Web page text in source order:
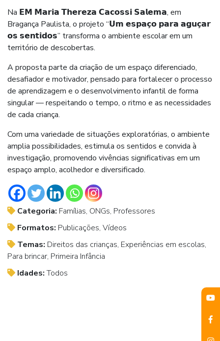
Na 𝗘𝗠 𝗠𝗮𝗿𝗶𝗮 𝗧𝗵𝗲𝗿𝗲𝘇𝗮 𝗖𝗮𝗰𝗼𝘀𝘀𝗶 𝗦𝗮𝗹𝗲𝗺𝗮, em
Bragança Paulista, o projeto “𝗨𝗺 𝗲𝘀𝗽𝗮𝗰̧𝗼 𝗽𝗮𝗿𝗮 𝗮𝗴𝘂𝗰̧𝗮𝗿
𝗼𝘀 𝘀𝗲𝗻𝘁𝗶𝗱𝗼𝘀” transforma o ambiente escolar em um
território de descobertas.
A proposta parte da criação de um espaço diferenciado,
desafiador e motivador, pensado para fortalecer o processo
de aprendizagem e o desenvolvimento infantil de forma
singular — respeitando o tempo, o ritmo e as necessidades
de cada criança.
Com uma variedade de situações exploratórias, o ambiente
amplia possibilidades, estimula os sentidos e convida à
investigação, promovendo vivências significativas em um
espaço amplo, acolhedor e diversificado.
Categoria: Famílias, ONGs, Professores
Formatos: Publicações, Vídeos
Temas: Direitos das crianças, Experiências em escolas,
Para brincar, Primeira Infância
Idades:Todos